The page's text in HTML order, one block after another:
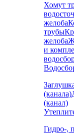
Хомут
желоба
трубы
желоба
и
(канала)
(канал)
Гидро-,